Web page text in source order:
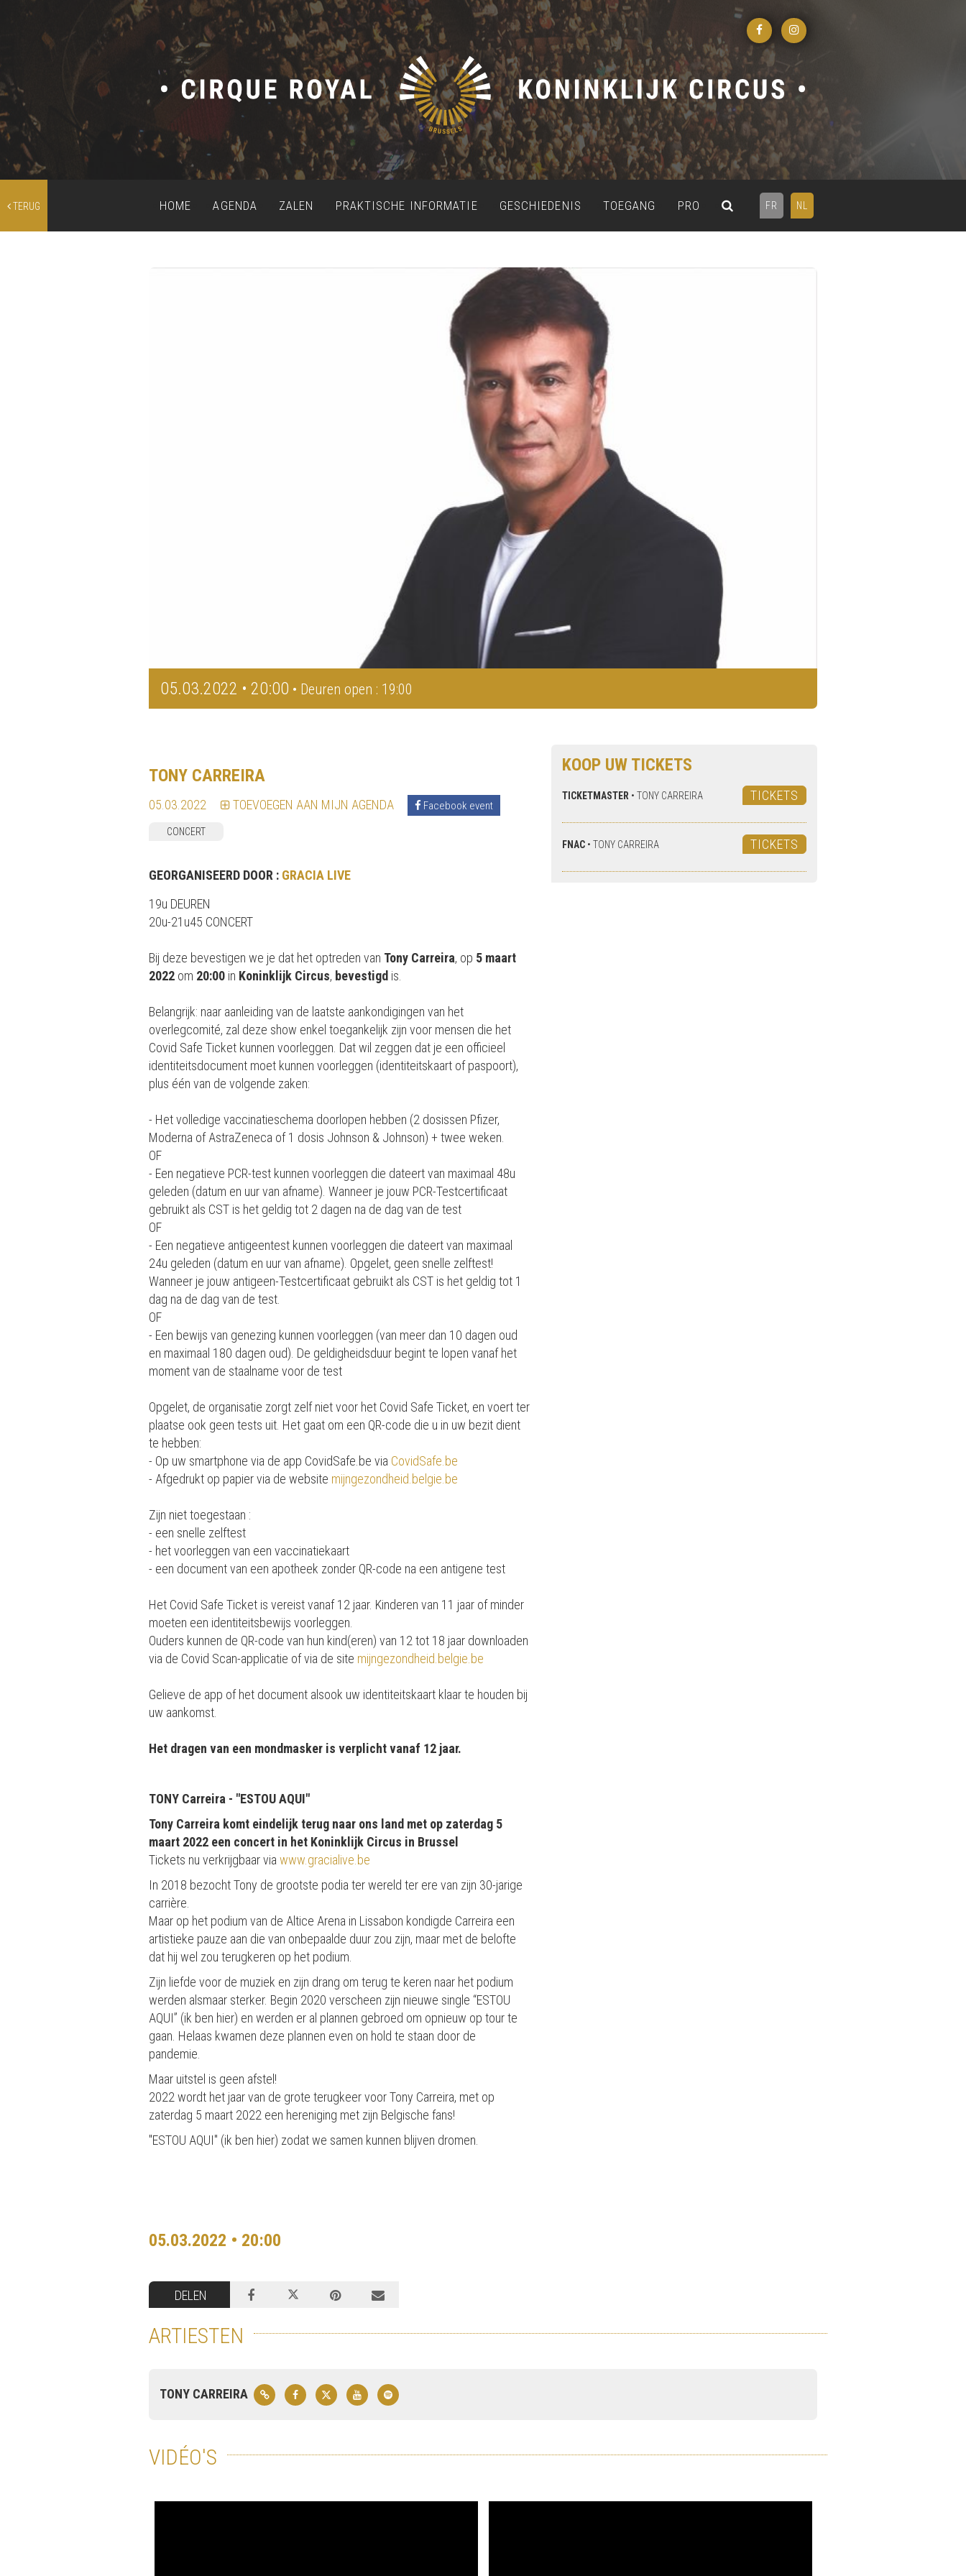
TERUG FR NL
HOME AGENDA ZALEN PRAKTISCHE INFORMATIE GESCHIEDENIS TOEGANG PRO
05.03.2022 • 20:00 • Deuren open : 19:00
KOOP UW TICKETS
TICKETMASTER • TONY CARREIRA TICKETS
FNAC • TONY CARREIRA TICKETS
TONY CARREIRA
05.03.2022 TOEVOEGEN AAN MIJN AGENDA Facebook event
CONCERT
GEORGANISEERD DOOR : GRACIA LIVE
19u DEUREN
20u-21u45 CONCERT
Bij deze bevestigen we je dat het optreden van Tony Carreira, op 5 maart
2022 om 20:00 in Koninklijk Circus, bevestigd is.
Belangrijk: naar aanleiding van de laatste aankondigingen van het
overlegcomité, zal deze show enkel toegankelijk zijn voor mensen die het
Covid Safe Ticket kunnen voorleggen. Dat wil zeggen dat je een officieel
identiteitsdocument moet kunnen voorleggen (identiteitskaart of paspoort),
plus één van de volgende zaken:
- Het volledige vaccinatieschema doorlopen hebben (2 dosissen Pfizer,
Moderna of AstraZeneca of 1 dosis Johnson & Johnson) + twee weken.
OF
- Een negatieve PCR-test kunnen voorleggen die dateert van maximaal 48u
geleden (datum en uur van afname). Wanneer je jouw PCR-Testcertificaat
gebruikt als CST is het geldig tot 2 dagen na de dag van de test
OF
- Een negatieve antigeentest kunnen voorleggen die dateert van maximaal
24u geleden (datum en uur van afname). Opgelet, geen snelle zelftest!
Wanneer je jouw antigeen-Testcertificaat gebruikt als CST is het geldig tot 1
dag na de dag van de test.
OF
- Een bewijs van genezing kunnen voorleggen (van meer dan 10 dagen oud
en maximaal 180 dagen oud). De geldigheidsduur begint te lopen vanaf het
moment van de staalname voor de test
Opgelet, de organisatie zorgt zelf niet voor het Covid Safe Ticket, en voert ter
plaatse ook geen tests uit. Het gaat om een QR-code die u in uw bezit dient
te hebben:
- Op uw smartphone via de app CovidSafe.be via CovidSafe.be
- Afgedrukt op papier via de website mijngezondheid.belgie.be
Zijn niet toegestaan :
- een snelle zelftest
- het voorleggen van een vaccinatiekaart
- een document van een apotheek zonder QR-code na een antigene test
Het Covid Safe Ticket is vereist vanaf 12 jaar. Kinderen van 11 jaar of minder
moeten een identiteitsbewijs voorleggen.
Ouders kunnen de QR-code van hun kind(eren) van 12 tot 18 jaar downloaden
via de Covid Scan-applicatie of via de site mijngezondheid.belgie.be
Gelieve de app of het document alsook uw identiteitskaart klaar te houden bij
uw aankomst.
Het dragen van een mondmasker is verplicht vanaf 12 jaar.
TONY Carreira - "ESTOU AQUI"
Tony Carreira komt eindelijk terug naar ons land met op zaterdag 5
maart 2022 een concert in het Koninklijk Circus in Brussel
Tickets nu verkrijgbaar via www.gracialive.be
In 2018 bezocht Tony de grootste podia ter wereld ter ere van zijn 30-jarige
carrière.
Maar op het podium van de Altice Arena in Lissabon kondigde Carreira een
artistieke pauze aan die van onbepaalde duur zou zijn, maar met de belofte
dat hij wel zou terugkeren op het podium.
Zijn liefde voor de muziek en zijn drang om terug te keren naar het podium
werden alsmaar sterker. Begin 2020 verscheen zijn nieuwe single “ESTOU
AQUI” (ik ben hier) en werden er al plannen gebroed om opnieuw op tour te
gaan. Helaas kwamen deze plannen even on hold te staan door de
pandemie.
Maar uitstel is geen afstel!
2022 wordt het jaar van de grote terugkeer voor Tony Carreira, met op
zaterdag 5 maart 2022 een hereniging met zijn Belgische fans!
"ESTOU AQUI" (ik ben hier) zodat we samen kunnen blijven dromen.
05.03.2022 • 20:00
DELEN
ARTIESTEN
TONY CARREIRA
VIDÉO'S